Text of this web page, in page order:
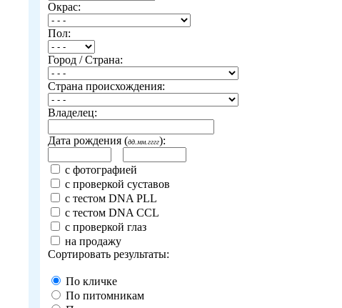
Окрас:
Пол:
Город / Страна:
Страна происхождения:
Владелец:
Дата рождения (дд.мм.гггг):
с фотографией
с проверкой суставов
с тестом DNA PLL
с тестом DNA CCL
с проверкой глаз
на продажу
Сортировать результаты:
По кличке
По питомникам